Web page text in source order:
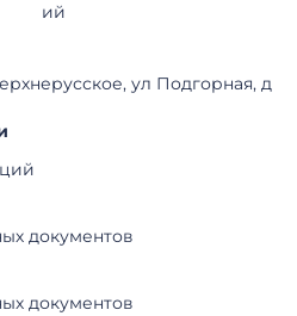
ий
ул Подгорная, д
документов
документов